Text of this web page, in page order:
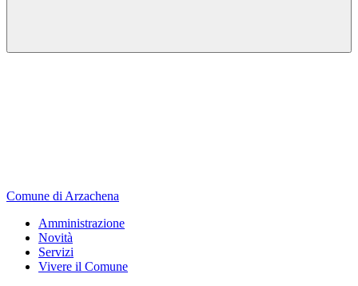
Comune di Arzachena
Amministrazione
Novità
Servizi
Vivere il Comune